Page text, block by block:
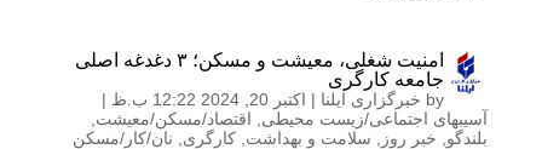
امنیت شغلی، معیشت و مسکن؛ ۳ دغدغه اصلی
جامعه کارگری
by خبرگزاری ایلنا | اکتبر 20, 2024 12:22 ب.ظ
|
آسیبهای اجتماعی/زیست محیطی
اقتصاد/مسکن/معیشت
بلندگو
خبر روز سلامت و بهداشت کارگری نان/کار/مسکن